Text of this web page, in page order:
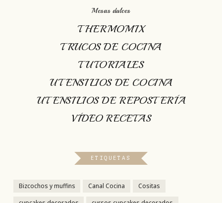
Mesas dulces
THERMOMIX
TRUCOS DE COCINA
TUTORIALES
UTENSILIOS DE COCINA
UTENSILIOS DE REPOSTERÍA
VÍDEO RECETAS
ETIQUETAS
Bizcochos y muffins Canal Cocina Cositas